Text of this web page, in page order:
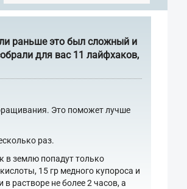
раньше это был сложный и
для вас 11 лайфхаков,
Это поможет лучше
раз.
в землю попадут только
15 гр медного купороса и
растворе не более 2 часов, а